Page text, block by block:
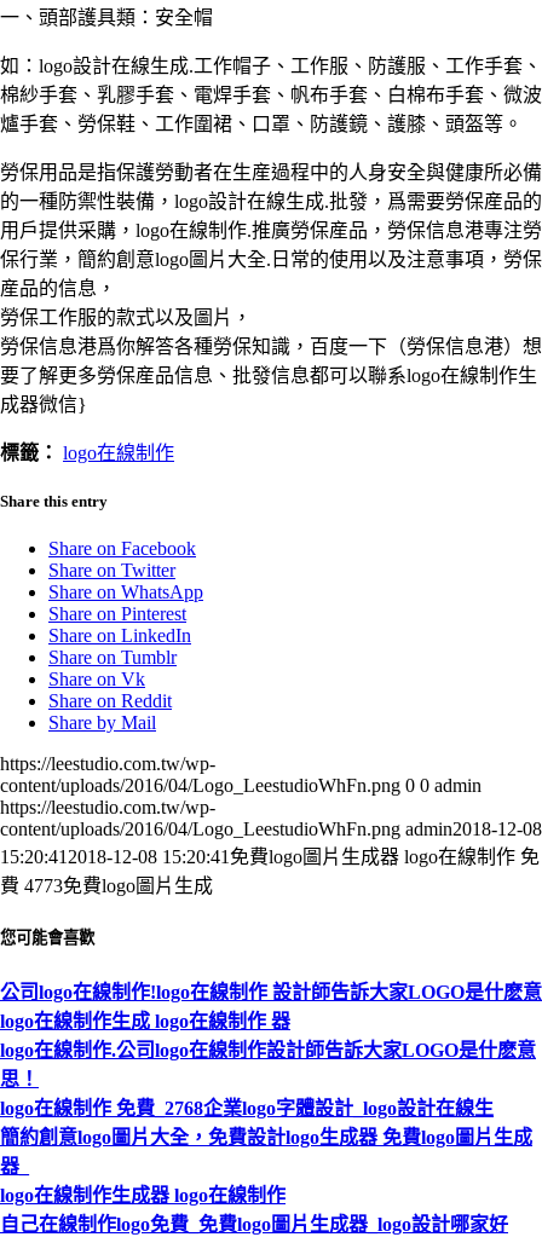
一、頭部護具類：安全帽
如：logo設計在線生成.工作帽子、工作服、防護服、工作手套、
棉紗手套、乳膠手套、電焊手套、帆布手套、白棉布手套、微波
爐手套、勞保鞋、工作圍裙、口罩、防護鏡、護膝、頭盔等。
勞保用品是指保護勞動者在生産過程中的人身安全與健康所必備
的一種防禦性裝備，logo設計在線生成.批發，爲需要勞保産品的
用戶提供采購，logo在線制作.推廣勞保産品，勞保信息港專注勞
保行業，簡約創意logo圖片大全.日常的使用以及注意事項，勞保
産品的信息，
勞保工作服的款式以及圖片，
勞保信息港爲你解答各種勞保知識，百度一下（勞保信息港）想
要了解更多勞保産品信息、批發信息都可以聯系logo在線制作生
成器微信}
標籤： logo在線制作
Share this entry
Share on Facebook
Share on Twitter
Share on WhatsApp
Share on Pinterest
Share on LinkedIn
Share on Tumblr
Share on Vk
Share on Reddit
Share by Mail
https://leestudio.com.tw/wp-
content/uploads/2016/04/Logo_LeestudioWhFn.png 0 0 admin
https://leestudio.com.tw/wp-
content/uploads/2016/04/Logo_LeestudioWhFn.png admin2018-12-08
15:20:41 2018-12-08 15:20:41 免費logo圖片生成器 logo在線制作 免
費 4773免費logo圖片生成
您可能會喜歡
公司logo在線制作!logo在線制作 設計師告訴大家LOGO是什麽意
logo在線制作生成 logo在線制作 器
logo在線制作.公司logo在線制作設計師告訴大家LOGO是什麽意
思！
logo在線制作 免費_2768企業logo字體設計_logo設計在線生
簡約創意logo圖片大全，免費設計logo生成器 免費logo圖片生成
器_
logo在線制作生成器 logo在線制作
自己在線制作logo免費_免費logo圖片生成器_logo設計哪家好